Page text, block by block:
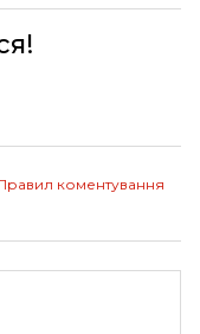
коментування